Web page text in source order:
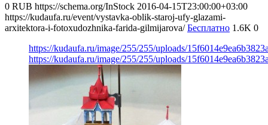
0 RUB https://schema.org/InStock 2016-04-15T23:00:00+03:00
https://kudaufa.ru/event/vystavka-oblik-staroj-ufy-glazami-
arxitektora-i-fotoxudozhnika-farida-gilmijarova/ Бесплатно 1.6K 0
https://kudaufa.ru/image/255/255/uploads/
https://kudaufa.ru/image/255/255/uploads/